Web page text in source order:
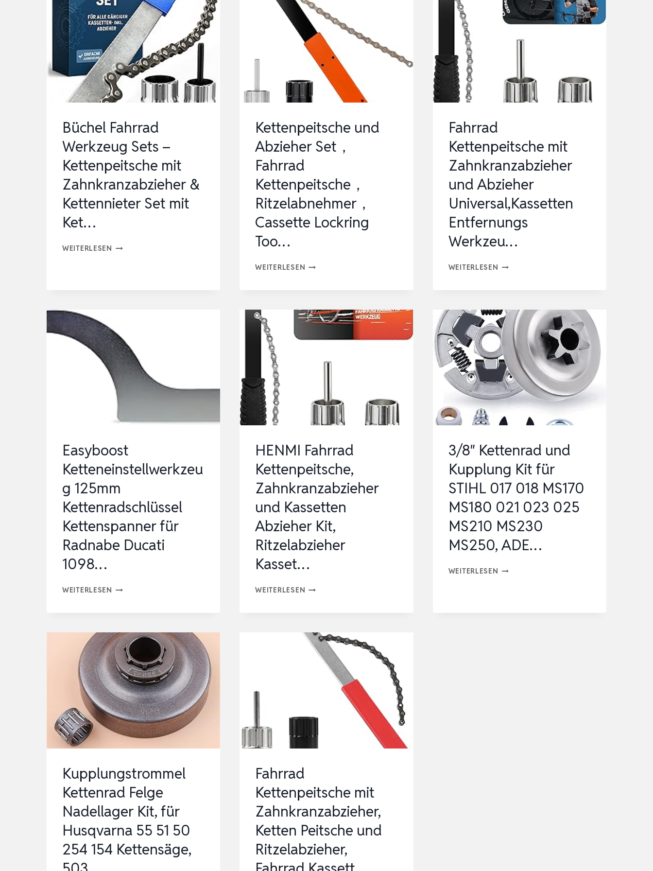
Büchel Fahrrad
Werkzeug Sets –
Kettenpeitsche mit
Zahnkranzabzieher &
Kettennieter Set mit
Ket…
WEITERLESEN BÜCHEL
MIT
ZAHNKRANZABZIEHER
KETTENNIETER
SET
KET…
Kettenpeitsche und
Abzieher Set，
Fahrrad
Kettenpeitsche，
Ritzelabnehmer，
Cassette Lockring
Too…
WEITERLESEN KETTENPEITSCHE
SET，
FAHRRAD
KETTENPEITSCHE，
TOO…
Fahrrad
Kettenpeitsche mit
Zahnkranzabzieher
und Abzieher
Universal,Kassetten
Entfernungs
Werkzeu…
WEITERLESEN FAHRRAD
ZAHNKRANZABZIEHER
UND
ABZIEHER
UNIVERSAL,KASSETTEN
ENTFERNUNGS
WERKZEU…
Easyboost
Ketteneinstellwerkzeu
g 125mm
Kettenradschlüssel
Kettenspanner für
Radnabe Ducati
1098…
WEITERLESEN EASYBOOST
KETTENRADSCHLÜSSEL
KETTENSPANNER
FÜR
RADNABE
DUCATI
1098…
HENMI Fahrrad
Kettenpeitsche,
Zahnkranzabzieher
und Kassetten
Abzieher Kit,
Ritzelabzieher
Kasset…
WEITERLESEN HENMI
ZAHNKRANZABZIEHER
UND
KASSETTEN
ABZIEHER
RITZELABZIEHER
KASSET…
3/8″ Kettenrad und
Kupplung Kit für
STIHL 017 018 MS170
MS180 021 023 025
MS210 MS230
MS250, ADE…
WEITERLESEN 3/8″
Kupplungstrommel
Kettenrad Felge
Nadellager Kit, für
Husqvarna 55 51 50
254 154 Kettensäge,
Fahrrad
Kettenpeitsche mit
Zahnkranzabzieher,
Ketten Peitsche und
Ritzelabzieher,